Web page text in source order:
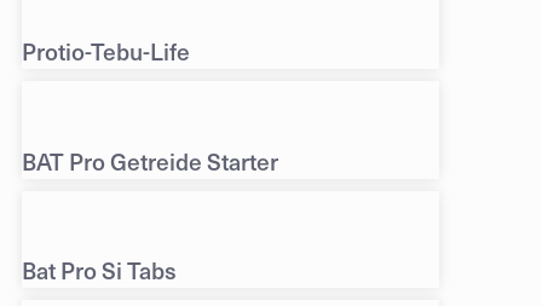
Protio-Tebu-Life
BAT Pro Getreide Starter
Bat Pro Si Tabs